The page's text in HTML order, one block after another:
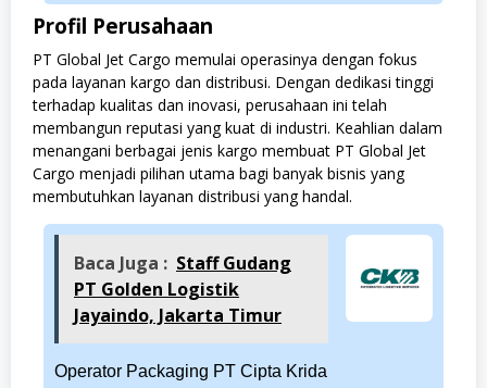
Profil Perusahaan
PT Global Jet Cargo memulai operasinya dengan fokus
pada layanan kargo dan distribusi. Dengan dedikasi tinggi
terhadap kualitas dan inovasi, perusahaan ini telah
membangun reputasi yang kuat di industri. Keahlian dalam
menangani berbagai jenis kargo membuat PT Global Jet
Cargo menjadi pilihan utama bagi banyak bisnis yang
membutuhkan layanan distribusi yang handal.
Baca Juga : Staff Gudang
PT Golden Logistik
Jayaindo, Jakarta Timur
Operator Packaging PT Cipta Krida